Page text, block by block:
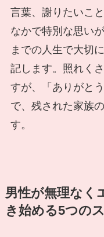
言葉、謝りたいこ
なかで特別な思い
までの人生で大切
記します。照れく
すが、「ありがと
で、残された家族
す。
男性が無理なく
き始める5つの